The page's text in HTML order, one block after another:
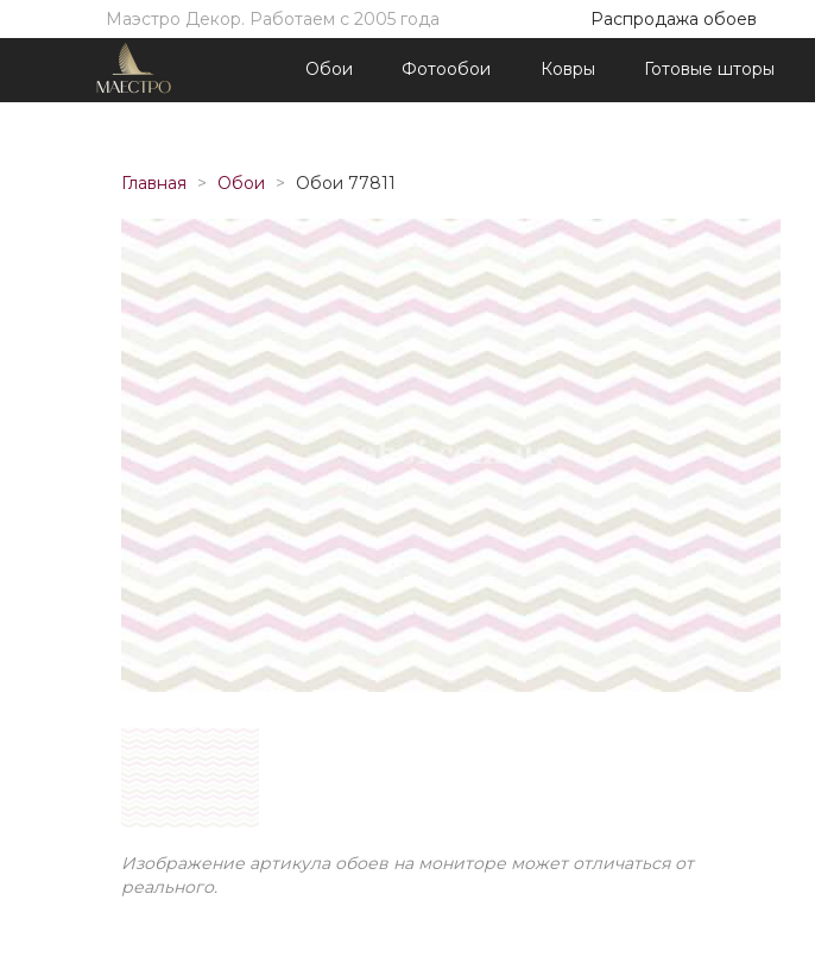
Маэстро Декор. Работаем с 2005 года Распродажа обоев
Обои Фотообои Ковры Готовые шторы
Главная Обои Обои 77811
Изображение артикула обоев на мониторе может отличаться от
реального.